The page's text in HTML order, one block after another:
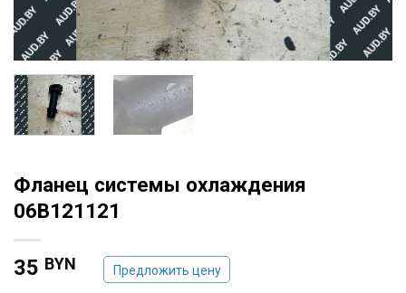
Фланец системы охлаждения
06B121121
35 BYN Предложить цену